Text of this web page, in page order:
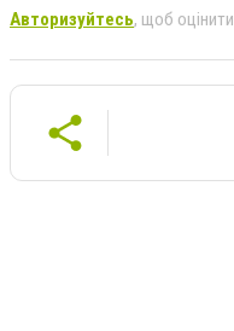
Авторизуйтесь, щоб оцінити